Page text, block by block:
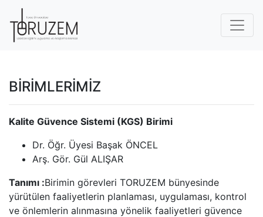
BİRİMLERİMİZ
Kalite Güvence Sistemi (KGS) Birimi
Dr. Öğr. Üyesi Başak ÖNCEL
Arş. Gör. Gül ALIŞAR
Tanımı :Birimin görevleri TORUZEM bünyesinde
yürütülen faaliyetlerin planlaması, uygulaması, kontrol
ve önlemlerin alınmasına yönelik faaliyetleri güvence